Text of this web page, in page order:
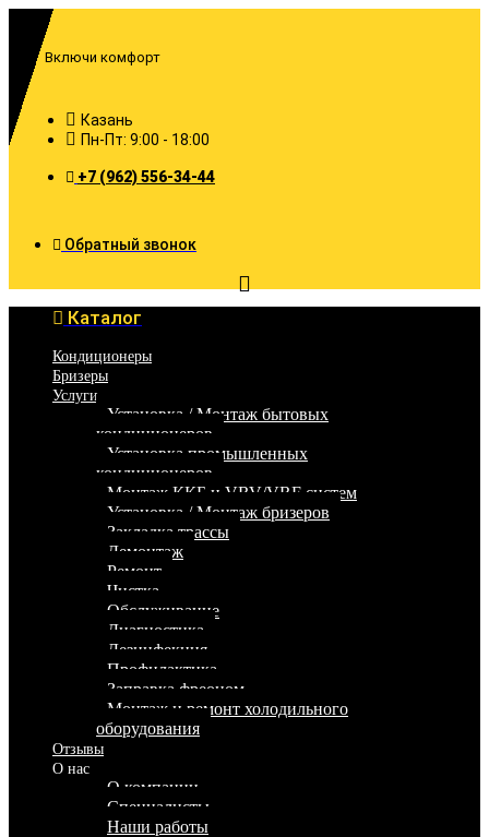
Перейти
содержимому
Включи комфорт
Казань
Пн-Пт: 9:00 - 18:00
+7 (962) 556-34-44
Обратный звонок
Каталог
Кондиционеры
Бризеры
Услуги
Установка / Монтаж бытовых
кондиционеров
Установка промышленных
кондиционеров
Монтаж ККБ и VRV/VRF систем
Установка / Монтаж бризеров
Закладка трассы
Демонтаж
Ремонт
Чистка
Обслуживание
Диагностика
Дезинфекция
Профилактика
Заправка фреоном
Монтаж и ремонт холодильного
оборудования
Отзывы
О нас
О компании
Специалисты
Наши работы